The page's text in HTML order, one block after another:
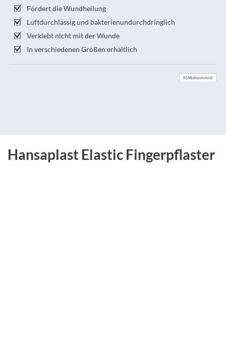
Fördert die Wundheilung
Luftdurchlässig und bakterienundurchdringlich
Verklebt nicht mit der Wunde
In verschiedenen Größen erhältlich
KS Medizintechnik
Hansaplast Elastic Fingerpflaster